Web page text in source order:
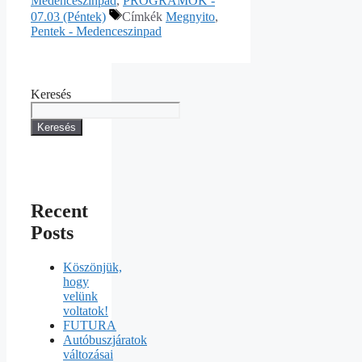
07.03 (Péntek)
Címkék Megnyito,
Pentek - Medenceszinpad
Keresés
Keresés
Recent
Posts
Köszönjük,
hogy
velünk
voltatok!
FUTURA
Autóbuszjáratok
változásai